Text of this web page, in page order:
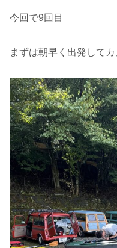
今回で9回目
まずは朝早く出発して